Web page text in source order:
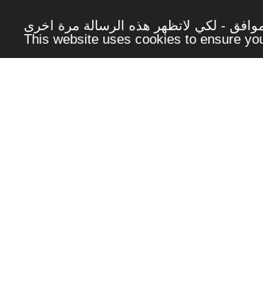
- لكي لاتظهر هذه الرسالة مرة اخرى -
This website uses cookies to ensure